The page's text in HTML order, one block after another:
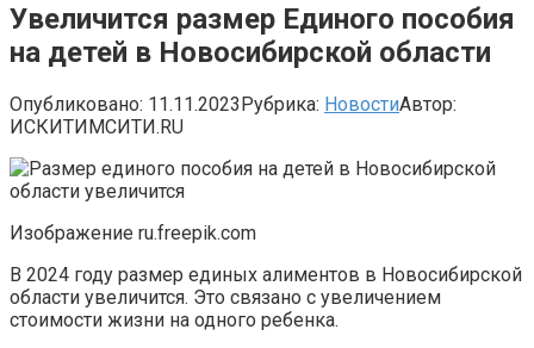
Увеличится размер Единого пособия
на детей в Новосибирской области
Опубликовано: 11.11.2023Рубрика: НовостиАвтор:
ИСКИТИМСИТИ.RU
Изображение ru.freepik.com
В 2024 году размер единых алиментов в Новосибирской
области увеличится. Это связано с увеличением
стоимости жизни на одного ребенка.